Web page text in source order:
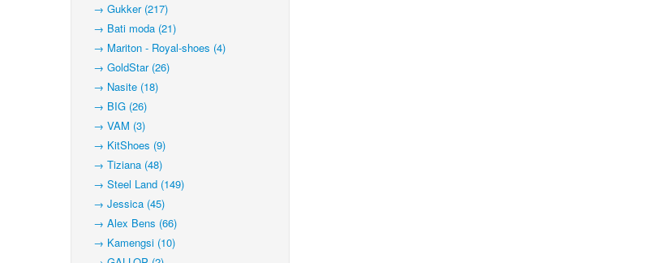
→ Gukker (217)
→ Bati moda (21)
→ Mariton - Royal-shoes (4)
→ GoldStar (26)
→ Nasite (18)
→ BIG (26)
→ VAM (3)
→ KitShoes (9)
→ Tiziana (48)
→ Steel Land (149)
→ Jessica (45)
→ Alex Bens (66)
→ Kamengsi (10)